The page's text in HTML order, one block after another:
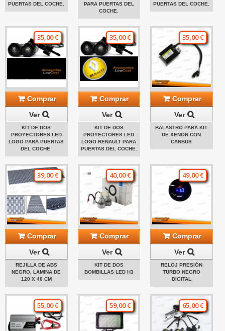
PUERTAS DEL COCHE.
PARA PUERTAS DEL
COCHE.
PUERTAS DEL COCHE.
35,00 €
Comprar
Ver
KIT DE DOS
PROYECTORES LED
LOGO PARA PUERTAS
DEL COCHE.
35,00 €
Comprar
Ver
KIT DE DOS
PROYECTORES LED
LOGO RENAULT PARA
PUERTAS DEL COCHE.
35,00 €
Comprar
Ver
BALASTRO PARA KIT
DE XENON CON
CANBUS
39,00 €
Comprar
Ver
REJILLA DE ABS
NEGRO, LAMINA DE
120 X 40 CM
40,00 €
Comprar
Ver
KIT DE DOS
BOMBILLAS LED H3
49,00 €
Comprar
Ver
RELOJ PRESIÓN
TURBO NEGRO
DIGITAL
55,00 € 59,00 € 65,00 €